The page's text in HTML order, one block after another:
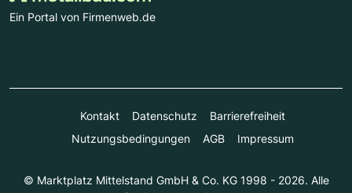
Ein Portal von Firmenweb.de
Kontakt Datenschutz
Barrierefreiheit
Nutzungsbedingungen
AGB Impressum
© Marktplatz Mittelstand GmbH & Co. KG 1998 - 2026. Alle